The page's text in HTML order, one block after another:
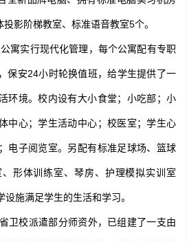
影阶梯教室、标准语音教室5个。
寓实行现代化管理，每个公寓配有专职
保安24小时轮换值班，给学生提供了一
环境。校内设有大小食堂；小吃部；小
中心；学生活动中心；校医室；学生心
电子阅览室。另配有标准足球场、篮球
形体训练室、琴房、护理模拟实训室
施满足学生的生活和学习。
校派遣部分师资外，已组建了一支由